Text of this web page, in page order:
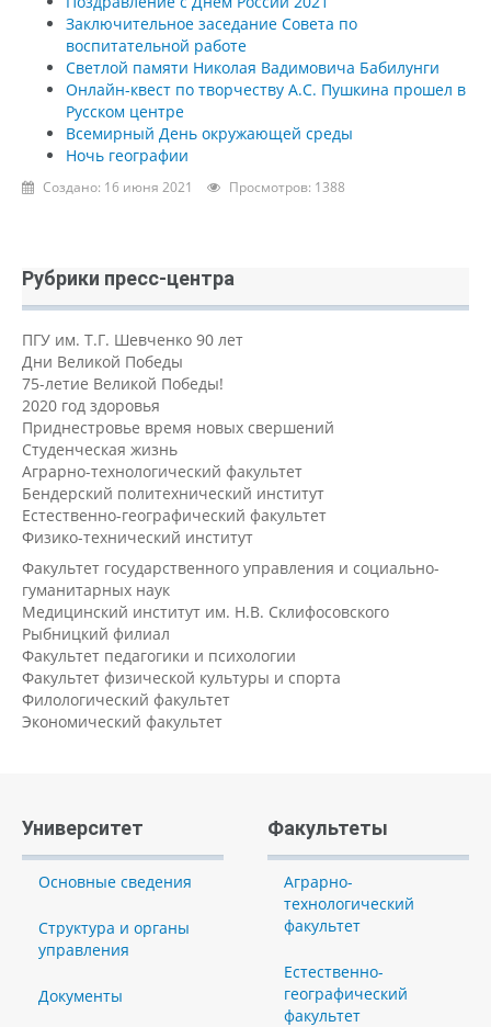
Заключительное заседание Совета по
воспитательной работе
Светлой памяти Николая Вадимовича Бабилунги
Онлайн-квест по творчеству А.С. Пушкина прошел в
Русском центре
Всемирный День окружающей среды
Ночь географии
Создано: 16 июня 2021 Просмотров: 1388
Рубрики пресс-центра
ПГУ им. Т.Г. Шевченко 90 лет
Дни Великой Победы
75-летие Великой Победы!
2020 год здоровья
Приднестровье время новых свершений
Студенческая жизнь
Аграрно-технологический факультет
Бендерский политехнический институт
Естественно-географический факультет
Физико-технический институт
Факультет государственного управления и социально-
гуманитарных наук
Медицинский институт им. Н.В. Склифосовского
Рыбницкий филиал
Факультет педагогики и психологии
Факультет физической культуры и спорта
Филологический факультет
Экономический факультет
Университет
Основные сведения
Структура и органы
управления
Документы
Факультеты
Аграрно-
технологический
факультет
Естественно-
географический
факультет